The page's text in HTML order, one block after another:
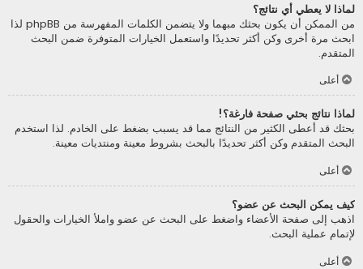
لماذا لا يعطي أي نتائج؟
من الممكن أن يكون بحثك مبهما ولا يتضمن الكلمات المفهرسة من phpBB لذا
ابحث مرة أخرى وكن أكثر تحديدًا واستعمل الخيارات المتوفرة ضمن البحث
المتقدم.
أعلى
لماذا نتائج بحثي صفحة فارغة؟!
بحثك قد أعطى الكثير من النتائج مما قد يسبب بضغط على الخادم. لذا استخدم
البحث المتقدم وكن أكثر تحديدًا بالبحث بشروط معينة ومنتديات معينة.
أعلى
كيف يمكن البحث عن عضو؟
اذهب إلى صفحة الأعضاء واضغط على البحث عن عضو واملأ الخيارات والحقول
لإتمام عملية البحث.
أعلى